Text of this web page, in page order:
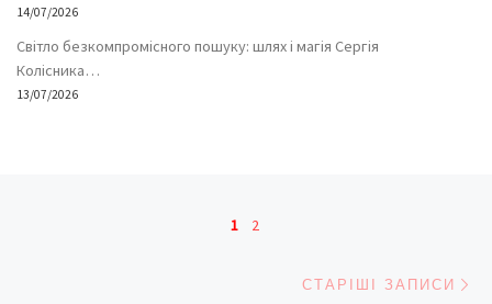
14/07/2026
Світло безкомпромісного пошуку: шлях і магія Сергія
Колісника…
13/07/2026
Навігація записів
1 2
СТАРІШІ ЗАПИСИ